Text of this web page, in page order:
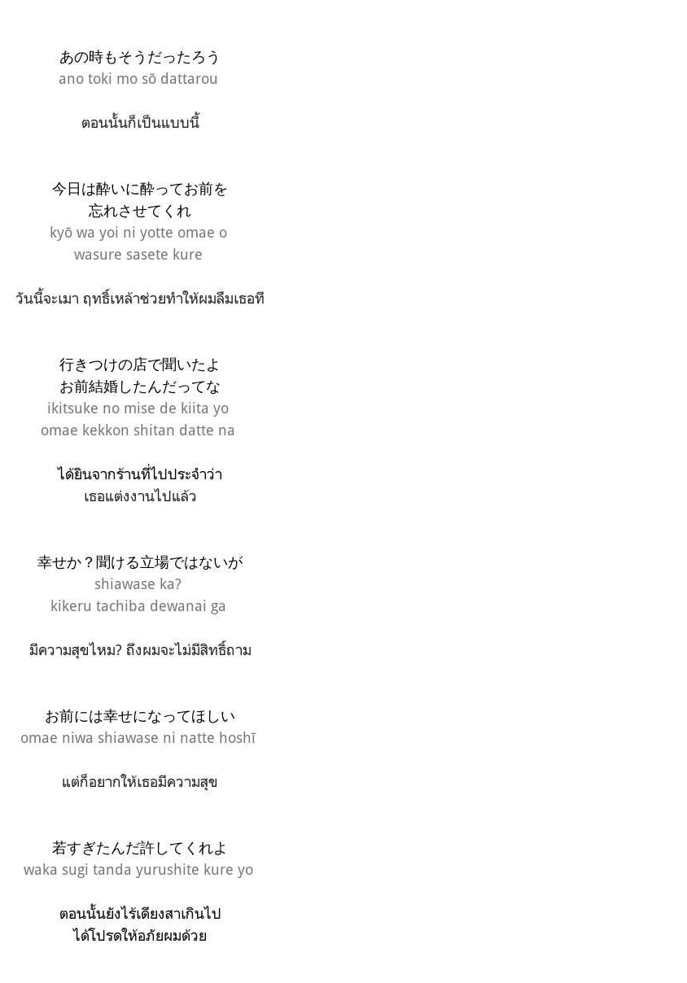
あの時もそうだったろう
ano toki mo sō dattarou
ตอนนั้นก็เป็นแบบนี้
今日は酔いに酔ってお前を
忘れさせてくれ
kyō wa yoi ni yotte omae o
wasure sasete kure
วันนี้จะเมา ฤทธิ์เหล้าช่วยทำให้ผมลืมเธอที
行きつけの店で聞いたよ
お前結婚したんだってな
ikitsuke no mise de kiita yo
omae kekkon shitan datte na
ได้ยินจากร้านที่ไปประจำว่า
เธอแต่งงานไปแล้ว
幸せか？聞ける立場ではないが
shiawase ka?
kikeru tachiba dewanai ga
มีความสุขไหม? ถึงผมจะไม่มีสิทธิ์ถาม
お前には幸せになってほしい
omae niwa shiawase ni natte hoshī
แต่ก็อยากให้เธอมีความสุข
若すぎたんだ許してくれよ
waka sugi tanda yurushite kure yo
ตอนนั้นยังไร้เดียงสาเกินไป
ได้โปรดให้อภัยผมด้วย